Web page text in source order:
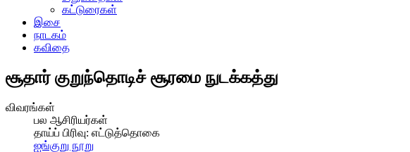
கட்டுரைகள்
இசை
நாடகம்
கவிதை
சூதார் குறுந்தொடிச் சூரமை நுடக்கத்து
விவரங்கள்
பல ஆசிரியர்கள்
தாய்ப் பிரிவு: எட்டுத்தொகை
ஐங்குறு நூறு